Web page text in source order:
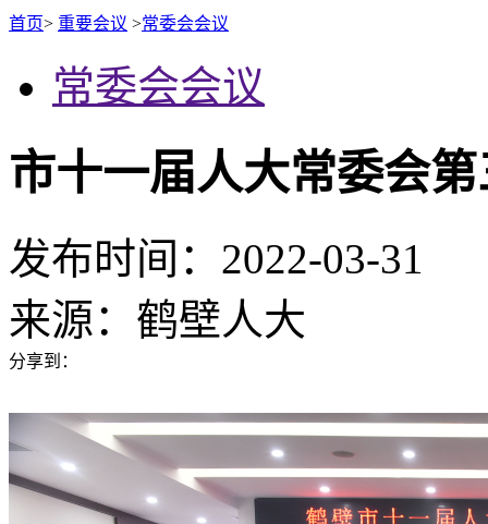
首页> 重要会议 >常委会会议
常委会会议
市十一届人大常委会
发布时间：2022-03-31
来源： 鹤壁人大
分享到：